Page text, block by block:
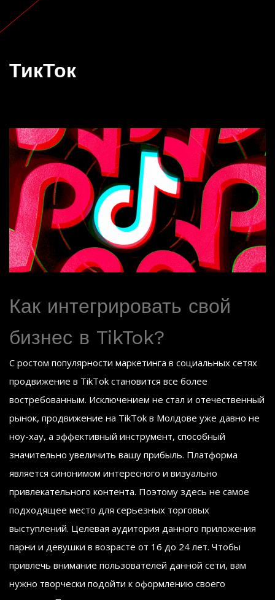
ТикТок
Как интегрировать свой
бизнес в TikTok?
С ростом популярности маркетинга в социальных сетях
продвижение в TikTok становится все более
востребованным. Исключением не стал и отечественный
рынок, продвижение на TikTok в Молдове уже давно не
ноу-хау, а эффективный инструмент, способный
значительно увеличить вашу прибыль. Платформа
является синонимом интересного и визуально
привлекательного контента. Поэтому здесь не самое
подходящее место для серьезных торговых
выступлений. Целевая аудитория данного приложения
парни и девушки в возрасте от 16 до 24 лет. Чтобы
привлечь внимание пользователей данной сети, вам
нужно творчески подойти к оформлению своего